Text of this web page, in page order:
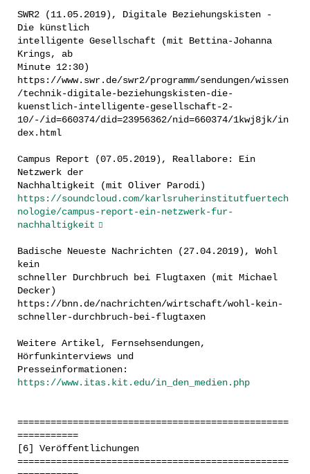
SWR2 (11.05.2019), Digitale Beziehungskisten -
Die künstlich
intelligente Gesellschaft (mit Bettina-Johanna
Krings, ab
Minute 12:30)
https://www.swr.de/swr2/programm/sendungen/wissen
/technik-digitale-beziehungskisten-die-
kuenstlich-intelligente-gesellschaft-2-
10/-/id=660374/did=23956362/nid=660374/1kwj8jk/in
dex.html
Campus Report (07.05.2019), Reallabore: Ein
Netzwerk der
Nachhaltigkeit (mit Oliver Parodi)
https://soundcloud.com/karlsruherinstitutfuertech
nologie/campus-report-ein-netzwerk-fur-
nachhaltigkeit
Badische Neueste Nachrichten (27.04.2019), Wohl
kein
schneller Durchbruch bei Flugtaxen (mit Michael
Decker)
https://bnn.de/nachrichten/wirtschaft/wohl-kein-
schneller-durchbruch-bei-flugtaxen
Weitere Artikel, Fernsehsendungen,
Hörfunkinterviews und
Presseinformationen:
https://www.itas.kit.edu/in_den_medien.php
=================================================
===========
[6] Veröffentlichungen
=================================================